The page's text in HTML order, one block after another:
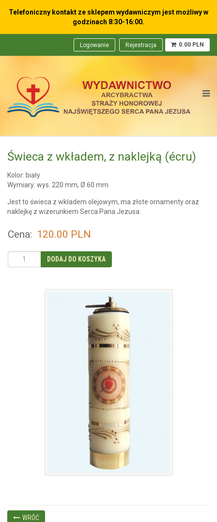
Telefoniczny kontakt ze sklepem wydawniczym jest możliwy w
godzinach 8:30-16:00.
Logowanie Rejestracja 0.00 PLN
Świeca z wkładem, z naklejką (écru)
Kolor: biały
Wymiary: wys. 220 mm, Ø 60 mm
Jest to świeca z wkładem olejowym, ma złote ornamenty oraz
naklejkę z wizerunkiem Serca Pana Jezusa.
Cena: 120.00 PLN
WRÓĆ